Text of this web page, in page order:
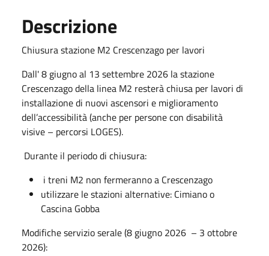
Descrizione
Chiusura stazione M2 Crescenzago per lavori
Dall' 8 giugno al 13 settembre 2026 la stazione
Crescenzago della linea M2 resterà chiusa per lavori di
installazione di nuovi ascensori e miglioramento
dell’accessibilità (anche per persone con disabilità
visive – percorsi LOGES).
Durante il periodo di chiusura:
i treni M2 non fermeranno a Crescenzago
utilizzare le stazioni alternative: Cimiano o
Cascina Gobba
Modifiche servizio serale (8 giugno 2026 – 3 ottobre
2026):